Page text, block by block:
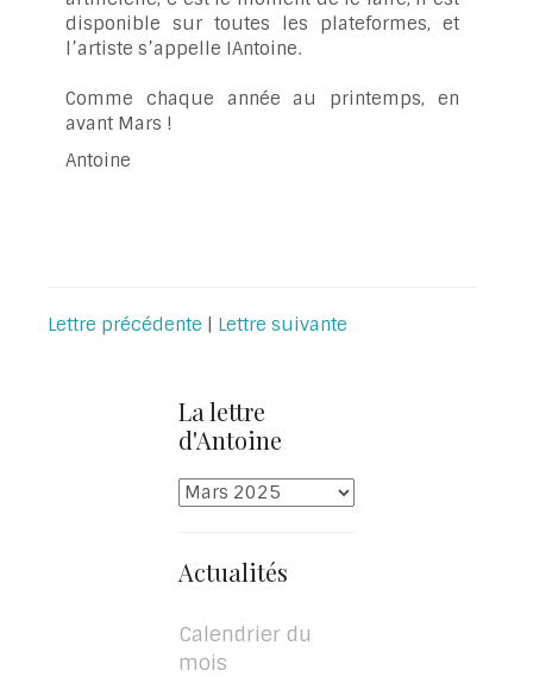
disponible sur toutes les plateformes, et
l’artiste s’appelle IAntoine.
Comme chaque année au printemps, en
avant Mars !
Antoine
Lettre précédente | Lettre suivante
La lettre
d'Antoine
Actualités
Calendrier du
mois